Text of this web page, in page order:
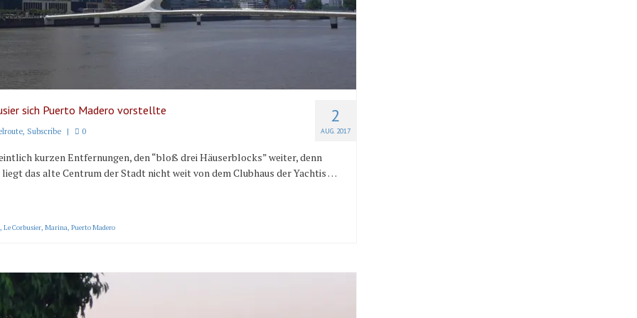
2
AUG. 2017
sich Puerto Madero vorstellte
, Subscribe | 0
kurzen Entfernungen, den “bloß drei Häuserblocks” weiter, denn
das alte Centrum der Stadt nicht weit von dem Clubhaus der Yachtis …
, Le Corbusier, Marina, Puerto Madero